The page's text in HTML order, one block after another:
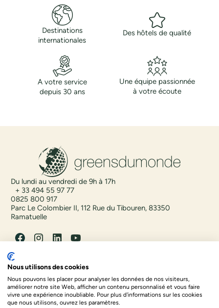
Destinations
internationales
Des hôtels de qualité
A votre service
depuis 30 ans
Une équipe passionnée
à votre écoute
Du lundi au vendredi de 9h à 17h
+ 33 494 55 97 77
0825 800 917
Parc Le Colombier II, 112 Rue du Tibouren, 83350
Ramatuelle
Destinations
Qui sommes nous
Nous utilisons des cookies
Nous pouvons les placer pour analyser les données de nos visiteurs,
améliorer notre site Web, afficher un contenu personnalisé et vous faire
vivre une expérience inoubliable. Pour plus d'informations sur les cookies
que nous utilisons, ouvrez les paramètres.